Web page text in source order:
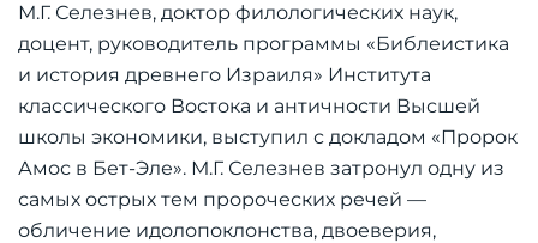
М.Г. Селезнев, доктор филологических наук,
доцент, руководитель программы «Библеистика
и история древнего Израиля» Института
классического Востока и античности Высшей
школы экономики, выступил с докладом «Пророк
Амос в Бет-Эле». М.Г. Селезнев затронул одну из
самых острых тем пророческих речей —
обличение идолопоклонства, двоеверия,